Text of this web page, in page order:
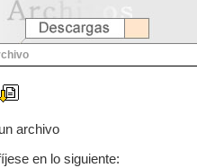
archivo
en lo siguiente: